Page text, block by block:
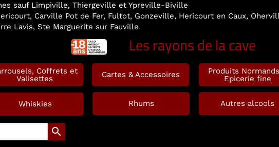
sauf Limpiville, Thiergeville et Ypreville-Biville
Carville Pot de Fer, Fultot, Gonzeville, Hericourt en Caux,
Lavis, Ste Marguerite sur Fauville
Les rayons de la cave
Cartes & Accessoires
Produits
Epicerie fine
Coffrets et
Valisettes
Rhums Autres alcools
Whiskies
search